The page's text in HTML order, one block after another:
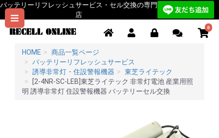
バッテリーリフレッシュサービス・セル交換の専門
店
0
HOME
商品一覧ページ
バッテリーリフレッシュサービス
誘導非常灯・住設警報機器
東芝ライテック
[2-4NR-SC-LEB]東芝ライテック 非常灯電池 産業用照
明 誘導非常灯 住設警報機器 バッテリーセル交換